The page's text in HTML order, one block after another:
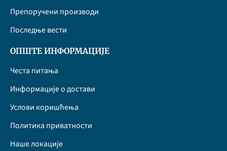
Препоручени производи
Последње вести
ОПШТЕ ИНФОРМАЦИЈЕ
Честа питања
Информације о достави
Услови коришћења
Политика приватности
Наше локације